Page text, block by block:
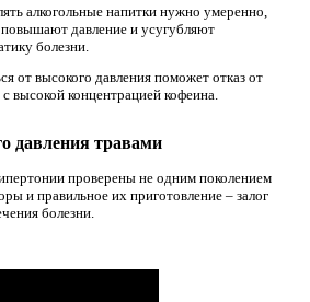
алкогольные напитки нужно умеренно,
давление и усугубляют
болезни.
от высокого давления поможет отказ от
высокой концентрацией кофеина.
давления травами
проверены не одним поколением
и правильное их приготовление – залог
болезни.